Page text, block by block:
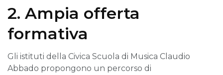
2. Ampia offerta
formativa
Gli istituti della Civica Scuola di Musica Claudio
Abbado propongono un percorso di